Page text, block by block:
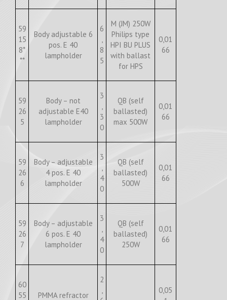
59
15
8*
**
Body adjustable 6
pos. E 40
lampholder
6
,
8
5
M (JM) 250W
Philips type
HPI BU PLUS
with ballast
for HPS
0,01
66
59
26
5
Body – not
adjustable E40
lampholder
3
,
3
0
QB (self
ballasted)
max 500W
0,01
66
59
26
6
Body – adjustable
4 pos. E 40
lampholder
3
,
4
0
QB (self
ballasted)
500W
0,01
66
59
26
7
Body – adjustable
6 pos. E 40
lampholder
3
,
4
0
QB (self
ballasted)
250W
0,01
66
60
55
PMMA refractor
2
,
0,05